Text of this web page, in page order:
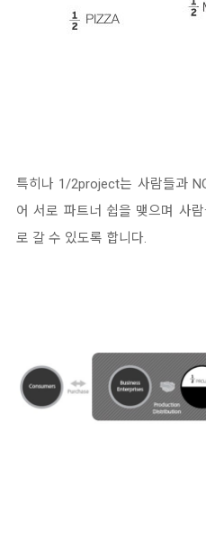
특히나 1/2project는 사람들과
어 서로 파트너 쉽을 맺으며 사
로 갈 수 있도록 합니다.